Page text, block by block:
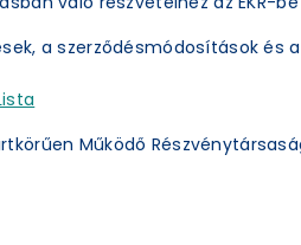
a szerződésmódosítások és
Működő